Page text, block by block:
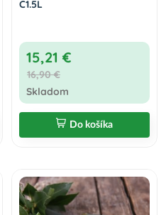
C1.5L
15,21 €
16,90 €
Skladom
Do košíka